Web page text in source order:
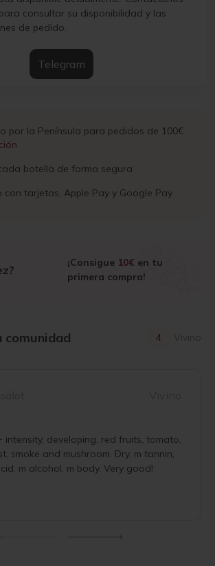
consultar su disponibilidad y las
de pedido.
Telegram
por la Península para pedidos de 100€
botella de forma segura
con tarjetas, Apple Pay y Google Pay
¡Consigue 10€ en tu
primera compra!
comunidad 4 Vivino
intensity, developing, red fruits, tomato,
smoke and mushroom. Dry, m tannin,
m alcohol, m body. Very good!